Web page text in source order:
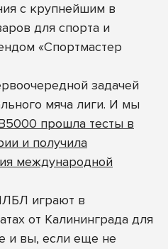
с крупнейшим в
для спорта и
«Спортмастер
задачей
мяча лиги. И мы
прошла тесты в
и получила
международной
играют в
от Калининграда для
и вы, если еще не